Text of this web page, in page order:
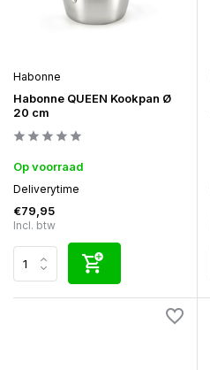
Habonne
Habonne QUEEN Kookpan Ø
20 cm
Op voorraad
Deliverytime
€79,95
Incl. btw